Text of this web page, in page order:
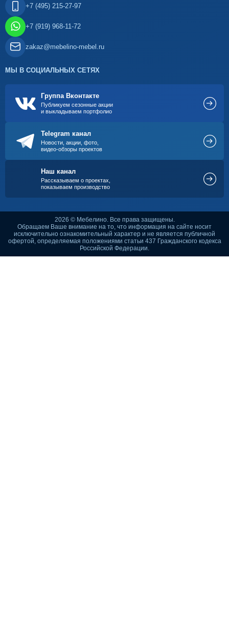
+7 (495) 215-27-97
+7 (919) 968-11-72
zakaz@mebelino-mebel.ru
МЫ В СОЦИАЛЬНЫХ СЕТЯХ
Группа Вконтакте
Публикуем сезонные акции
и выкладываем портфолио
Telegram канал
Новости, акции, фото,
видео-обзоры проектов
Наш канал
Рассказываем о проектах,
показываем производство
2026 © Мебелино. Все права защищены.
Обращаем Ваше внимание на то, что информация на сайте носит
исключительно ознакомительный характер и не является публичной
офертой, определяемая положениями статьи 437 Гражданского кодекса
Российской Федерации.